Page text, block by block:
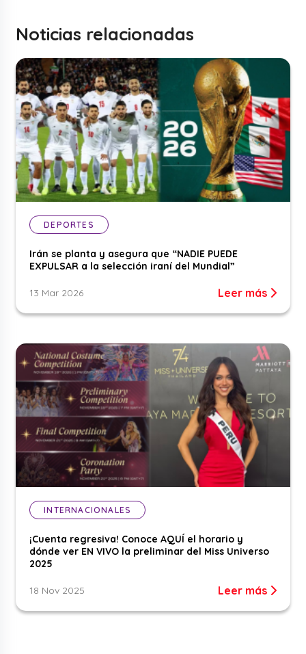
Noticias relacionadas
DEPORTES
Irán se planta y asegura que “NADIE PUEDE
EXPULSAR a la selección iraní del Mundial”
13 Mar 2026 Leer más
INTERNACIONALES
¡Cuenta regresiva! Conoce AQUÍ el horario y
dónde ver EN VIVO la preliminar del Miss Universo
2025
18 Nov 2025 Leer más